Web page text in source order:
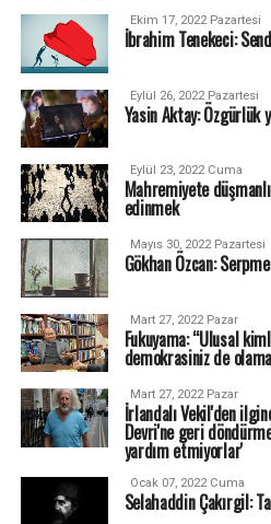
Ekim 17, 2022 Pazartesi
İbrahim Tenekeci:
Eylül 26, 2022 Pazartesi
Yasin Aktay: Özgürlük
Eylül 23, 2022 Cuma
Mahremiyete
edinmek
Mayıs 30, 2022 Pazartesi
Gökhan Özcan:
Mart 27, 2022 Pazar
Fukuyama: “Ulusal
demokrasiniz de
Mart 27, 2022 Pazar
İrlandalı Vekil'den
Devri'ne geri
yardım etmiyorlar'
Ocak 07, 2022 Cuma
Selahaddin Çakırgil: